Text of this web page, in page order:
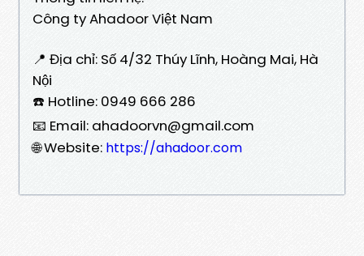
Công ty Ahadoor Việt Nam
📍 Địa chỉ: Số 4/32 Thúy Lĩnh, Hoàng Mai, Hà
Nội
☎️ Hotline: 0949 666 286
📧 Email: ahadoorvn@gmail.com
🌐 Website: https://ahadoor.com